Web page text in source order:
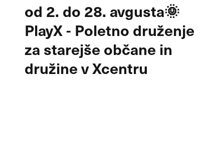
od 2. do 28. avgusta🌞
PlayX - Poletno druženje
za starejše občane in
družine v Xcentru